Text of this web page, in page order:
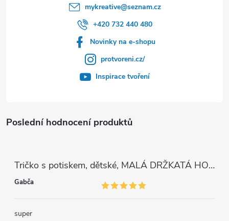
Poslední hodnocení produktů
Tričko s potiskem, dětské, MALÁ DRŽKATÁ HOLKA, 1 ks
Gabča
super
mykreative@seznam.cz
+420 732 440 480
Novinky na e-shopu
protvoreni.cz/
Inspirace tvoření